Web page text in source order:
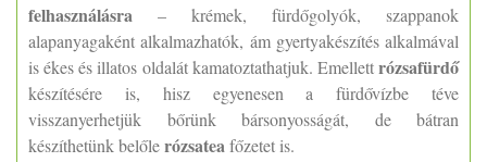
felhasználásra – krémek, fürdőgolyók, szappanok
alapanyagaként alkalmazhatók, ám gyertyakészítés alkalmával
is ékes és illatos oldalát kamatoztathatjuk. Emellettrózsafürdő
készítésére is, hisz egyenesen a fürdővízbe téve
visszanyerhetjük bőrünk bársonyosságát, de bátran
készíthetünk belőlerózsateafőzetet is.